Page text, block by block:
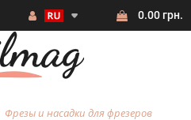
0.00 грн.
Фрезы и насадки для фрезеров